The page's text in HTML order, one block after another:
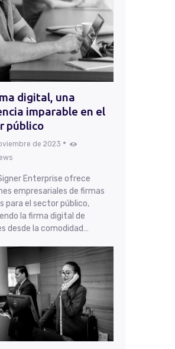
digital, una
imparable en el
público
de 2023
Enterprise ofrece
empresariales de firmas
para el sector público,
la firma digital de
desde la comodidad…